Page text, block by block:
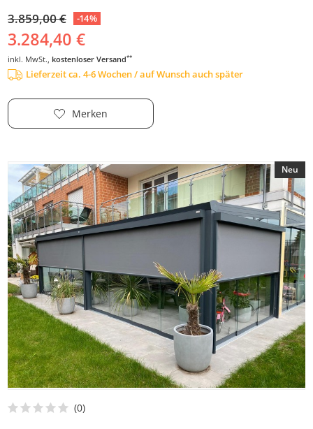
3.859,00 € -14%
3.284,40 €
inkl. MwSt., kostenloser Versand**
Lieferzeit ca. 4-6 Wochen / auf Wunsch auch später
Merken
Neu